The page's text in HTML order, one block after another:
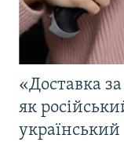
«Доставка
як
український